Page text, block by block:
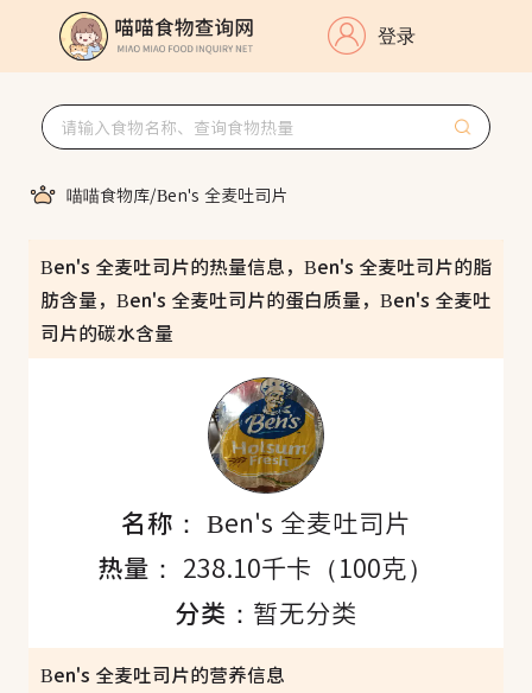
登录
喵喵食物库/Ben's 全麦吐司片
Ben's 全麦吐司片的热量信息，Ben's 全麦吐司片的脂
肪含量，Ben's 全麦吐司片的蛋白质量，Ben's 全麦吐
司片的碳水含量
名称： Ben's 全麦吐司片
热量： 238.10千卡（100克）
分类： 暂无分类
Ben's 全麦吐司片的营养信息